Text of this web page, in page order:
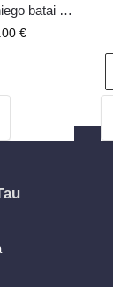
batai su
juodi
€